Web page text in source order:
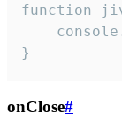
function
}
onClose#